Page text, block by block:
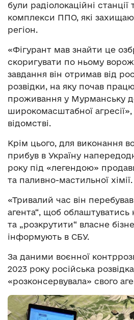
були радіолокаційні станції
комплекси ППО, які
регіон.
«Фігурант мав знайти це
скоригувати по ньому
завдання він отримав від
розвідки, на яку почав
проживання у Мурманську
широкомасштабної
відомстві.
Крім цього, для виконання
прибув в Україну
року під «легендою»
та паливно-мастильної хімії.
«Тривалий час він
агента“, щоб облаштуватись
та „розкрутити“ власне
інформують в СБУ.
За даними воєнної
2023 року російська розвідка
«розконсервувала» свого